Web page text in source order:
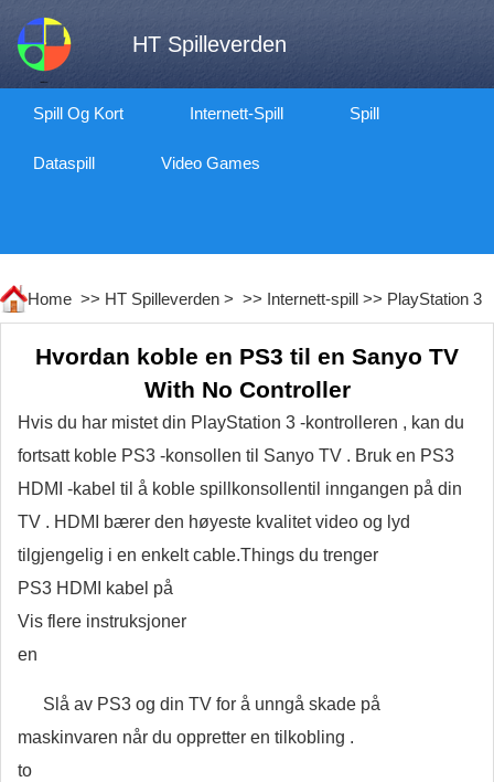
HT Spilleverden
Spill Og Kort Internett-Spill Spill
Dataspill Video Games
Home >> HT Spilleverden > >> Internett-spill >> PlayStation 3
Hvordan koble en PS3 til en Sanyo TV
With No Controller
Hvis du har mistet din PlayStation 3 -kontrolleren , kan du
fortsatt koble PS3 -konsollen til Sanyo TV . Bruk en PS3
HDMI -kabel til å koble spillkonsollentil inngangen på din
TV . HDMI bærer den høyeste kvalitet video og lyd
tilgjengelig i en enkelt cable.Things du trenger
PS3 HDMI kabel på
Vis flere instruksjoner
en
Slå av PS3 og din TV for å unngå skade på
maskinvaren når du oppretter en tilkobling .
to